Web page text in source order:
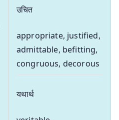
उचित
appropriate, justified,
admittable, befitting,
congruous, decorous
यथार्थ